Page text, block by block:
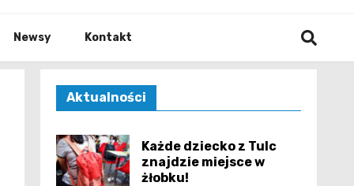
Newsy Kontakt
Aktualności
Każde dziecko z Tulc
znajdzie miejsce w
żłobku!